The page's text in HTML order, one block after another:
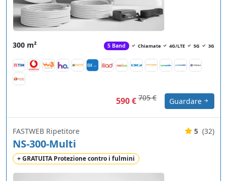
300 m² 5 Band Chiamate 4G/LTE 5G 3G
590 € 705 € Guardare
FASTWEB Ripetitore
NS-300-Multi
+ GRATUITA Protezione contro i fulmini
5 (32)